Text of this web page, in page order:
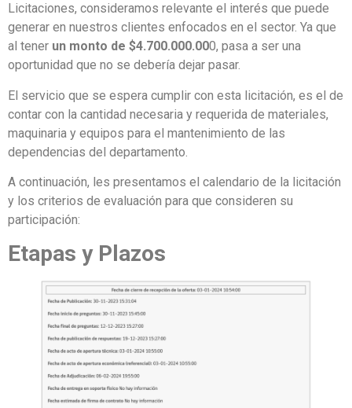
Licitaciones, consideramos relevante el interés que puede
generar en nuestros clientes enfocados en el sector. Ya que
al tener un monto de $4.700.000.000, pasa a ser una
oportunidad que no se debería dejar pasar.
El servicio que se espera cumplir con esta licitación, es el de
contar con la cantidad necesaria y requerida de materiales,
maquinaria y equipos para el mantenimiento de las
dependencias del departamento.
A continuación, les presentamos el calendario de la licitación
y los criterios de evaluación para que consideren su
participación:
Etapas y Plazos